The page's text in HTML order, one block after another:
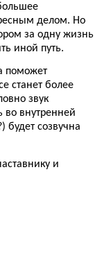
делом. Но
за одну жизнь
иной путь.
поможет
станет более
звук
во внутренней
будет созвучна
и